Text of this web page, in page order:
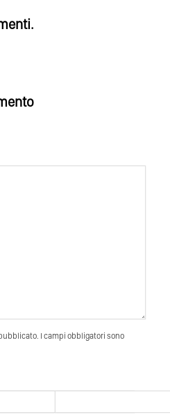
I campi obbligatori sono